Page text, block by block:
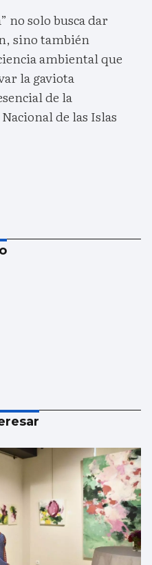
no solo busca dar
sino también
ambiental que
la gaviota
de la
de las Islas